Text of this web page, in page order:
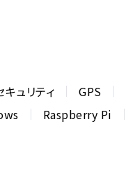
キュリティ GPS
Raspberry Pi